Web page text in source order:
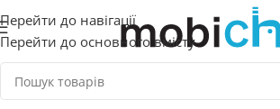
Перейти до навігації
Перейти до основного вмісту